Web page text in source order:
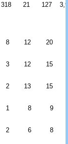
318 21 127
8 12 20
3 12 15
2 13 15
1 8 9
2 6 8